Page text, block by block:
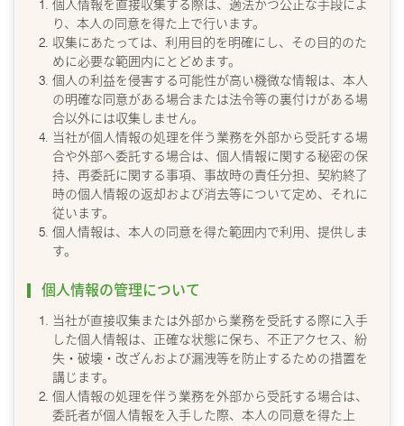
個人情報を直接収集する際は、適法かつ公正な手段によ
り、本人の同意を得た上で行います。
収集にあたっては、利用目的を明確にし、その目的のた
めに必要な範囲内にとどめます。
個人の利益を侵害する可能性が高い機微な情報は、本人
の明確な同意がある場合または法令等の裏付けがある場
合以外には収集しません。
当社が個人情報の処理を伴う業務を外部から受託する場
合や外部へ委託する場合は、個人情報に関する秘密の保
持、再委託に関する事項、事故時の責任分担、契約終了
時の個人情報の返却および消去等について定め、それに
従います。
個人情報は、本人の同意を得た範囲内で利用、提供しま
す。
個人情報の管理について
当社が直接収集または外部から業務を受託する際に入手
した個人情報は、正確な状態に保ち、不正アクセス、紛
失・破壊・改ざんおよび漏洩等を防止するための措置を
講じます。
個人情報の処理を伴う業務を外部から受託する場合は、
委託者が個人情報を入手した際、本人の同意を得た上